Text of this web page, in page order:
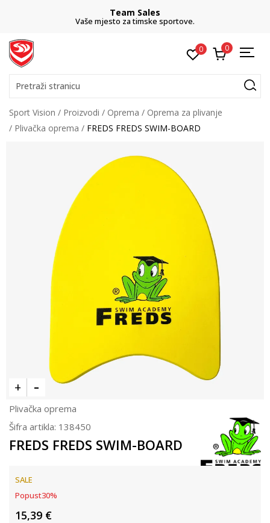
Team Sales
Vaše mjesto za timske sportove.
0 0
Pretraži stranicu
Sport Vision Proizvodi Oprema
Oprema za plivanje
Plivačka oprema
FREDS FREDS SWIM-BOARD
Plivačka oprema
Šifra artikla: 138450
FREDS FREDS SWIM-BOARD
SALE
Popust30%
15,39 €